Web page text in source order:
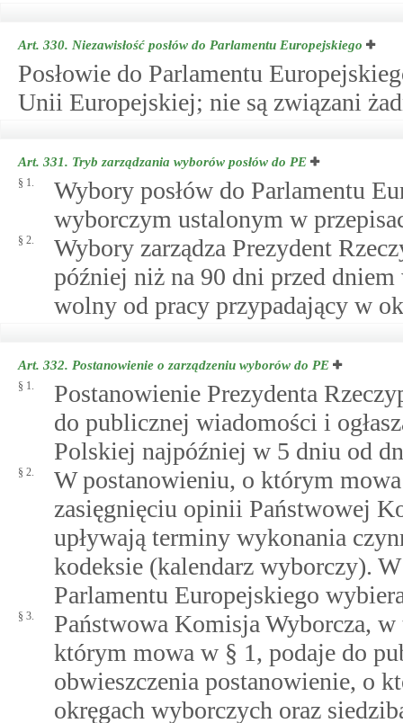
Art. 330. Niezawisłość posłów do Parlamentu Europejskiego
Posłowie do Parlamentu
Unii Europejskiej; nie są związani
Art. 331. Tryb zarządzania wyborów posłów do PE
§ 1.
Wybory posłów do Parlamentu
wyborczym ustalonym w
§ 2.
Wybory zarządza Prezydent
później niż na 90 dni przed
wolny od pracy przypadający w
Art. 332. Postanowienie o zarządzeniu wyborów do PE
§ 1.
Postanowienie Prezydenta
do publicznej wiadomości i
Polskiej najpóźniej w 5 dniu od
§ 2.
W postanowieniu, o którym
zasięgnięciu opinii Państwowej
upływają terminy wykonania
kodeksie (kalendarz wyborczy).
Parlamentu Europejskiego
§ 3.
Państwowa Komisja Wyborcza,
którym mowa w § 1, podaje do
obwieszczenia postanowienie, o
okręgach wyborczych oraz